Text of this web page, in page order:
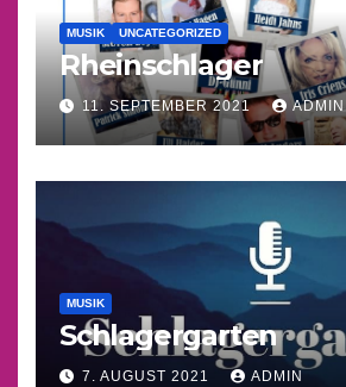
MUSIK UNCATEGORIZED
Rheinschlager
11. SEPTEMBER 2021 ADMIN
MUSIK
Schlagergarten
7. AUGUST 2021 ADMIN